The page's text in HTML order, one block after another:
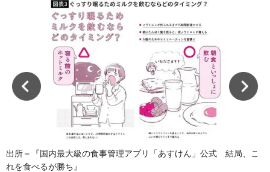
出所＝『国内最大級の食事管理アプリ「あすけん」公式 結局、こ
れを食べるが勝ち 』